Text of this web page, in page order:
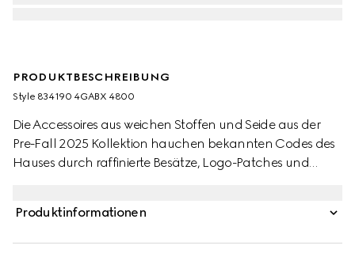
PRODUKTBESCHREIBUNG
Style ‎834190 4GABX 4800
Die Accessoires aus weichen Stoffen und Seide aus der
Pre-Fall 2025 Kollektion hauchen bekannten Codes des
Hauses durch raffinierte Besätze, Logo-Patches und
aus Leder ergänzt.
Produktinformationen